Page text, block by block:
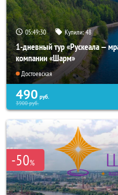
05:49:29 Купили:48
1-дневный тур «Рускеала —
компании «Шарм»
Достоевская
490 руб.
3900руб.
-50%